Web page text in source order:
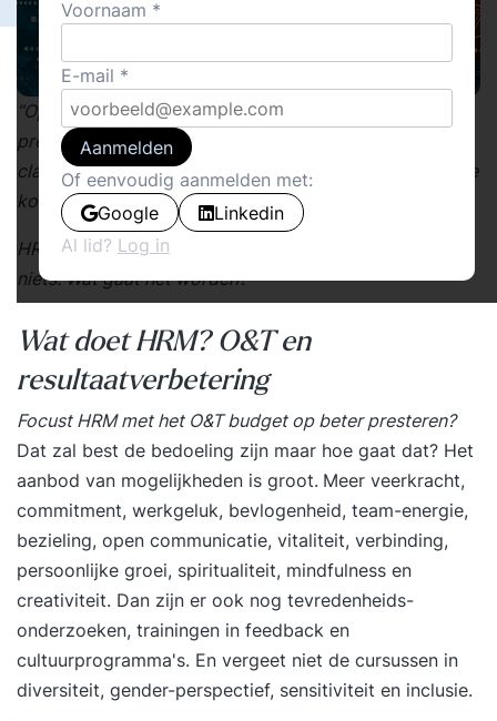
“Opleiding en Training voor organisaties leidt tot beter
presteren!” Elke opleider, trainer, coach of consultant
claimt dit. Claimen is gemakkelijk, waarmaken is andere
koek!
HRM is dan in beeld. Het O&T budget is er niet voor
niets. Wat gaat het worden?
Wat doet HRM? O&T en
resultaatverbetering
Focust HRM met het O&T budget op beter presteren?
Dat zal best de bedoeling zijn maar hoe gaat dat? Het
aanbod van mogelijkheden is groot. Meer veerkracht,
commitment, werkgeluk, bevlogenheid, team-energie,
bezieling, open communicatie, vitaliteit, verbinding,
persoonlijke groei, spiritualiteit, mindfulness en
creativiteit. Dan zijn er ook nog tevredenheids-
onderzoeken, trainingen in feedback en
cultuurprogramma's. En vergeet niet de cursussen in
diversiteit, gender-perspectief, sensitiviteit en inclusie.
Voornaam
E-mail
Aanmelden
Of eenvoudig aanmelden met:
Google
Linkedin
Al lid? Log in